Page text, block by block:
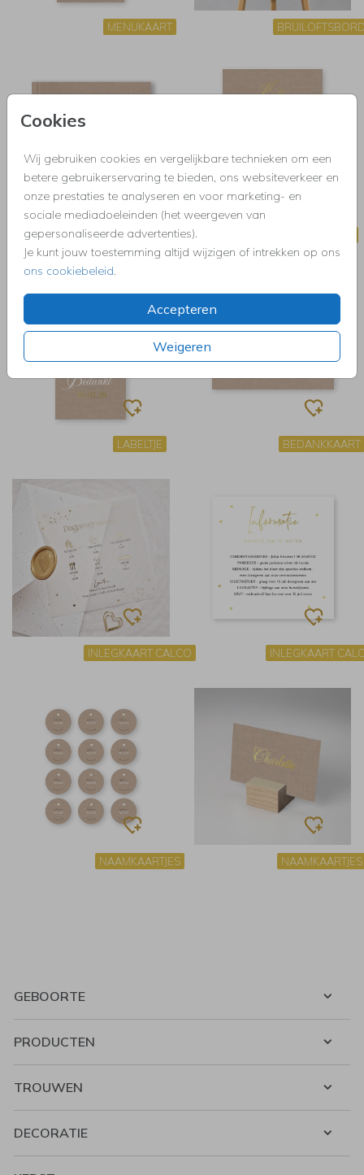
Cookies
Wij gebruiken cookies en vergelijkbare technieken om een
betere gebruikerservaring te bieden, ons websiteverkeer en
onze prestaties te analyseren en voor marketing- en
sociale mediadoeleinden (het weergeven van
gepersonaliseerde advertenties).
Je kunt jouw toestemming altijd wijzigen of intrekken op ons
ons cookiebeleid.
Accepteren
Weigeren
MENUKAART
GASTENBOEK
LABELTJE BEDANKKAART
INLEGKAART CALCO INLEGKAART
NAAMKAARTJES NAAMKAARTJES
GEBOORTE
PRODUCTEN
TROUWEN
DECORATIE